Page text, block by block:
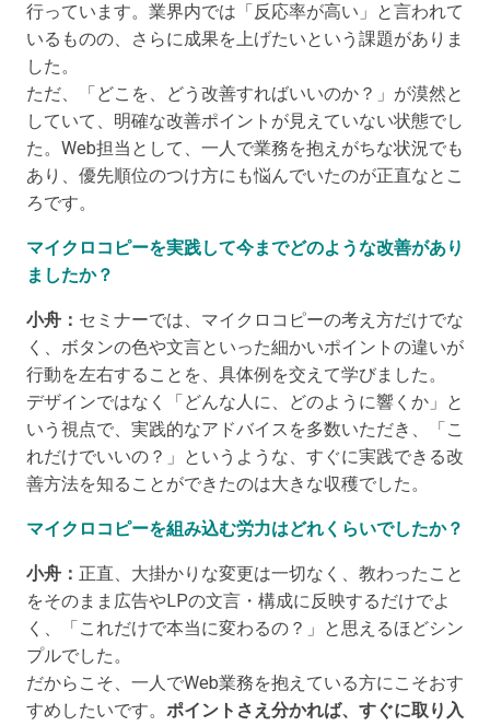
行っています。業界内では「反応率が高い」と言われて
いるものの、さらに成果を上げたいという課題がありま
した。
ただ、「どこを、どう改善すればいいのか？」が漠然と
していて、明確な改善ポイントが見えていない状態でし
た。Web担当として、一人で業務を抱えがちな状況でも
あり、優先順位のつけ方にも悩んでいたのが正直なとこ
ろです。
マイクロコピーを実践して今までどのような改善があり
ましたか？
小舟： セミナーでは、マイクロコピーの考え方だけでな
く、ボタンの色や文言といった細かいポイントの違いが
行動を左右することを、具体例を交えて学びました。
デザインではなく「どんな人に、どのように響くか」と
いう視点で、実践的なアドバイスを多数いただき、「こ
れだけでいいの？」というような、すぐに実践できる改
善方法を知ることができたのは大きな収穫でした。
マイクロコピーを組み込む労力はどれくらいでしたか？
小舟： 正直、大掛かりな変更は一切なく、教わったこと
をそのまま広告やLPの文言・構成に反映するだけでよ
く、「これだけで本当に変わるの？」と思えるほどシン
プルでした。
だからこそ、一人でWeb業務を抱えている方にこそおす
すめしたいです。 ポイントさえ分かれば、すぐに取り入